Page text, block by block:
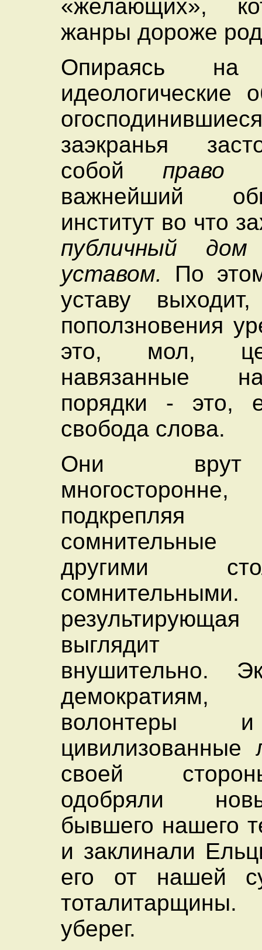
«желающих»,
жанры дороже
Опираясь на
идеологические
заэкранья
собой право
важнейший
институт во что
публичный
уставом.
По
уставу
поползновения
это, мол,
навязанные
порядки - это,
свобода слова.
Они врут
другими
выглядит
внушительно.
демократиям,
волонтеры
цивилизованные
своей
одобряли
бывшего нашего
и заклинали
его от нашей
уберег.